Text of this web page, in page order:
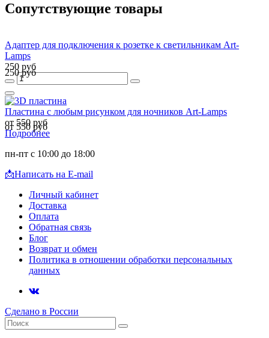
Сопутствующие товары
Адаптер для подключения к розетке к светильникам Art-
Lamps
250 руб
250 руб
Пластина с любым рисунком для ночников Art-Lamps
от 550 руб
от 550 руб
Подробнее
пн-пт с 10:00 до 18:00
📩Написать на E-mail
Личный кабинет
Доставка
Оплата
Обратная связь
Блог
Возврат и обмен
Политика в отношении обработки персональных
данных
Сделано в России